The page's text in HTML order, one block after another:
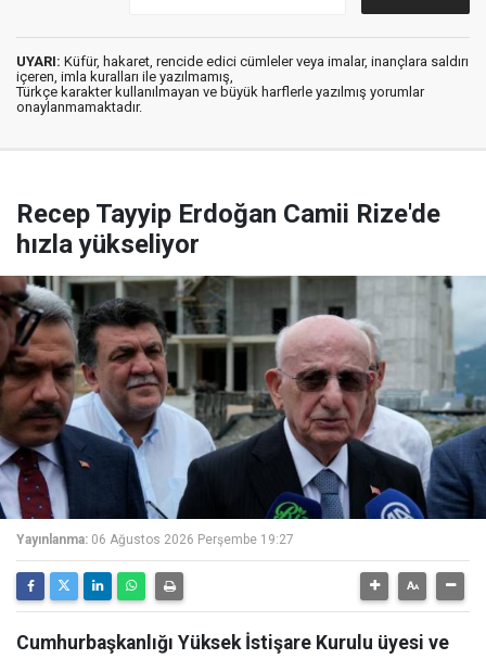
UYARI: Küfür, hakaret, rencide edici cümleler veya imalar, inançlara saldırı
içeren, imla kuralları ile yazılmamış,
Türkçe karakter kullanılmayan ve büyük harflerle yazılmış yorumlar
onaylanmamaktadır.
Recep Tayyip Erdoğan Camii Rize'de
hızla yükseliyor
Yayınlanma: 06 Ağustos 2026 Perşembe 19:27
Cumhurbaşkanlığı Yüksek İstişare Kurulu üyesi ve